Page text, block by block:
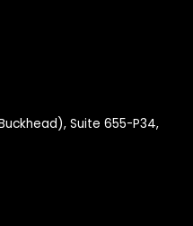
Suite 655-P34,